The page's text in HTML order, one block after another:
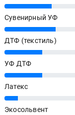
25%
Сувенирный УФ
27%
ДТФ (текстиль)
20%
УФ ДТФ
20%
Латекс
7%
Экосольвент